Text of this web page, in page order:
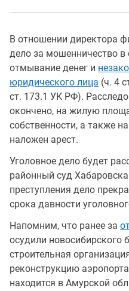
В отношении директора
дело за мошенничество в
отмывание денег и
юридического лица (ч. 4
ст. 173.1 УК РФ).
окончено, на жилую
собственности, а также
наложен арест.
Уголовное дело будет
районный суд
преступления дело
срока давности
Напомним, что ранее за
осудили новосибирского
строительная
реконструкцию
находится в Амурской